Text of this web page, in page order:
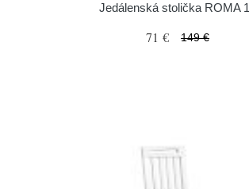
Jedálenská stolička ROMA
71 € 149 €